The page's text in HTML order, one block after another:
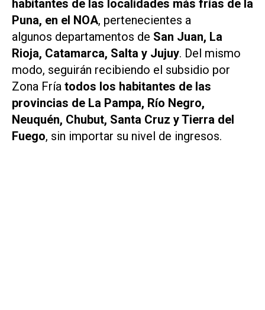
habitantes de las localidades más frías de la
Puna, en el NOA, pertenecientes a
algunos departamentos de San Juan, La
Rioja, Catamarca, Salta y Jujuy. Del mismo
modo, seguirán recibiendo el subsidio por
Zona Fría todos los habitantes de las
provincias de La Pampa, Río Negro,
Neuquén, Chubut, Santa Cruz y Tierra del
Fuego, sin importar su nivel de ingresos.